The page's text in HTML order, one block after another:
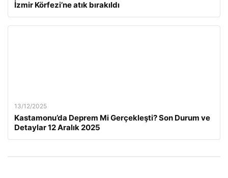
İzmir Körfezi’ne atık bırakıldı
13/12/2025
Kastamonu’da Deprem Mi Gerçekleşti? Son Durum ve
Detaylar 12 Aralık 2025